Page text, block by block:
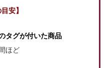
安】
タグが付いた商品
ほど